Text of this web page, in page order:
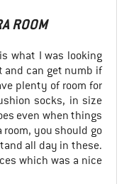
ROOM
what I was looking
and can get numb if
plenty of room for
socks, in size
even when things
you should go
all day in these.
which was a nice